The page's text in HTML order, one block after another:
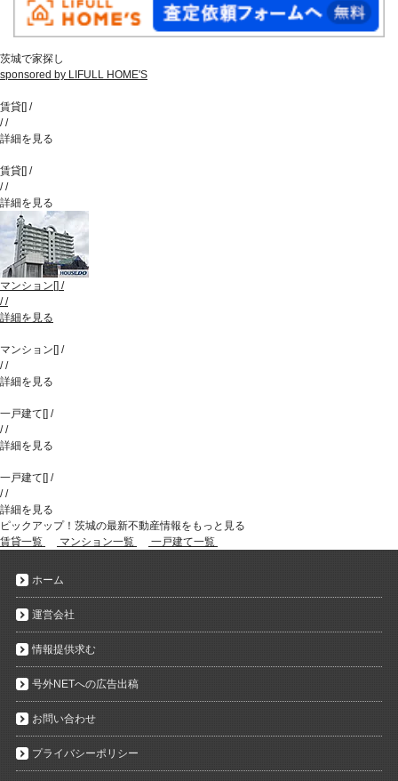
茨城で家探し
sponsored by LIFULL HOME'S
賃貸[] /
//
詳細を見る
賃貸[] /
//
詳細を見る
マンション[] /
//
詳細を見る
マンション[] /
//
詳細を見る
一戸建て[] /
//
詳細を見る
一戸建て[] /
//
詳細を見る
ピックアップ！茨城の最新不動産情報をもっと見る
賃貸一覧
マンション一覧 一戸建て一覧
ホーム
運営会社
情報提供求む
号外NETへの広告出稿
お問い合わせ
プライバシーポリシー